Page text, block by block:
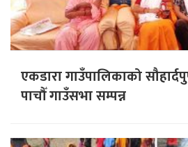
एकडारा गाउँपालिकाको
पाचौँ गाउँसभा सम्पन्न